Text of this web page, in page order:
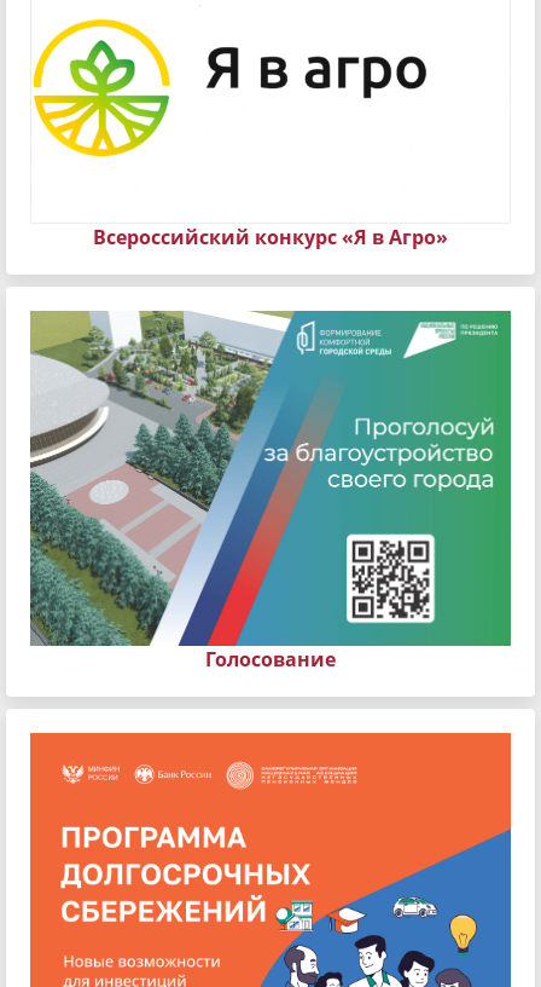
Всероссийский конкурс «Я в Агро»
Голосование